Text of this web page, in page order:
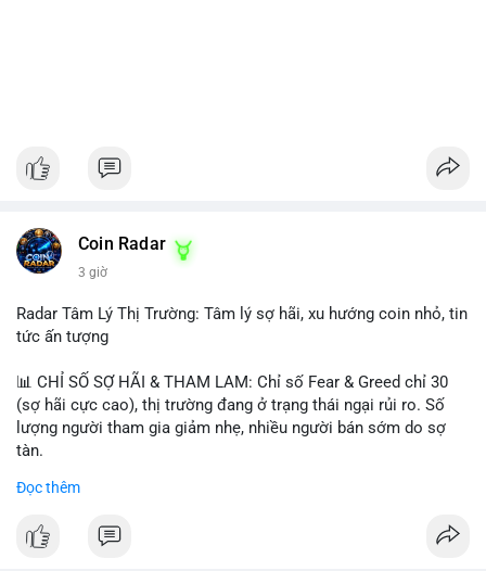
Coin Radar
3 giờ
Radar Tâm Lý Thị Trường: Tâm lý sợ hãi, xu hướng coin nhỏ, tin
tức ấn tượng
📊 CHỈ SỐ SỢ HÃI & THAM LAM: Chỉ số Fear & Greed chỉ 30
(sợ hãi cực cao), thị trường đang ở trạng thái ngại rủi ro. Số
lượng người tham gia giảm nhẹ, nhiều người bán sớm do sợ
tàn.
📈 XU HƯỚNG TÌM KIẾM & THẢO LUẬN: Biconomy (BICO),
coin được tìm kiếm nhiều nhất. Chủ đề NFT (Pudgy Penguins),
Đọc thêm